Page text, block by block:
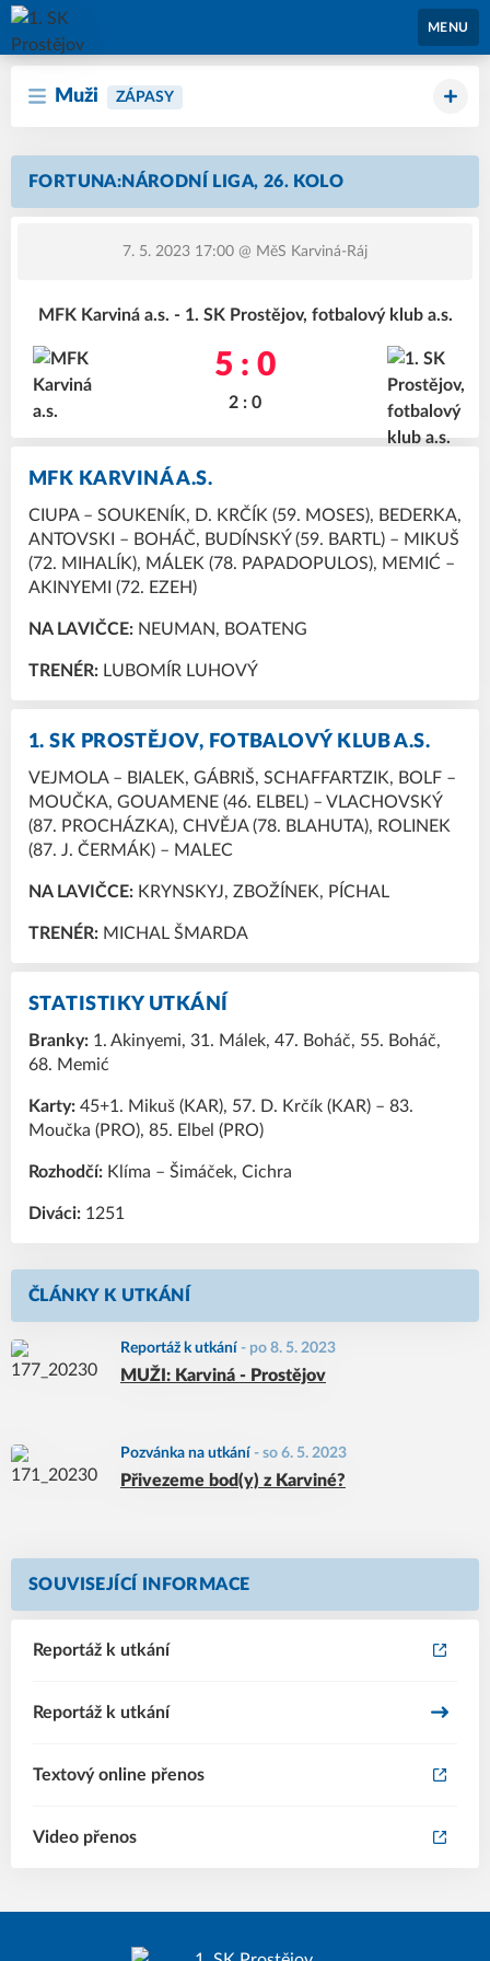
1. SK Prostějov
MENU
Muži ZÁPASY
FORTUNA:NÁRODNÍ LIGA, 26. KOLO
7. 5. 2023 17:00 @ MěS Karviná-Ráj
MFK Karviná a.s. - 1. SK Prostějov, fotbalový klub a.s.
5 : 0
2 : 0
MFK KARVINÁ A.S.
CIUPA – SOUKENÍK, D. KRČÍK (59. MOSES), BEDERKA,
ANTOVSKI – BOHÁČ, BUDÍNSKÝ (59. BARTL) – MIKUŠ
(72. MIHALÍK), MÁLEK (78. PAPADOPULOS), MEMIĆ –
AKINYEMI (72. EZEH)
NA LAVIČCE: NEUMAN, BOATENG
TRENÉR: LUBOMÍR LUHOVÝ
1. SK PROSTĚJOV, FOTBALOVÝ KLUB A.S.
VEJMOLA – BIALEK, GÁBRIŠ, SCHAFFARTZIK, BOLF –
MOUČKA, GOUAMENE (46. ELBEL) – VLACHOVSKÝ
(87. PROCHÁZKA), CHVĚJA (78. BLAHUTA), ROLINEK
(87. J. ČERMÁK) – MALEC
NA LAVIČCE: KRYNSKYJ, ZBOŽÍNEK, PÍCHAL
TRENÉR: MICHAL ŠMARDA
STATISTIKY UTKÁNÍ
Branky: 1. Akinyemi, 31. Málek, 47. Boháč, 55. Boháč,
68. Memić
Karty: 45+1. Mikuš (KAR), 57. D. Krčík (KAR) – 83.
Moučka (PRO), 85. Elbel (PRO)
Rozhodčí: Klíma – Šimáček, Cichra
Diváci: 1251
ČLÁNKY K UTKÁNÍ
Reportáž k utkání - po 8. 5. 2023
MUŽI: Karviná - Prostějov
Pozvánka na utkání - so 6. 5. 2023
Přivezeme bod(y) z Karviné?
SOUVISEJÍCÍ INFORMACE
Reportáž k utkání
Reportáž k utkání
Textový online přenos
Video přenos